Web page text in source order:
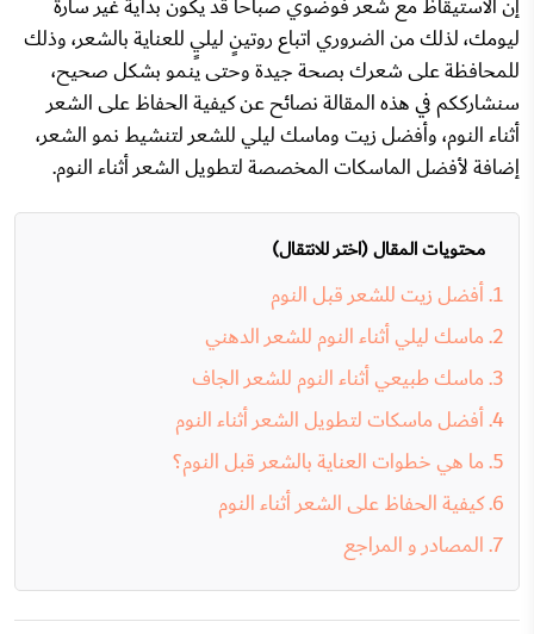
ليومك، لذلك من الضروري اتباع روتينٍ ليليٍ للعناية بالشعر، وذلك
للمحافظة على شعرك بصحة جيدة وحتى ينمو بشكل صحيح،
سنشارككم في هذه المقالة نصائح عن كيفية الحفاظ على الشعر
أثناء النوم، وأفضل زيت وماسك ليلي للشعر لتنشيط نمو الشعر،
إضافة لأفضل الماسكات المخصصة لتطويل الشعر أثناء النوم.
محتويات المقال (اختر للانتقال)
أفضل زيت للشعر قبل النوم
ماسك ليلي أثناء النوم للشعر الدهني
ماسك طبيعي أثناء النوم للشعر الجاف
أفضل ماسكات لتطويل الشعر أثناء النوم
ما هي خطوات العناية بالشعر قبل النوم؟
كيفية الحفاظ على الشعر أثناء النوم
المصادر و المراجع